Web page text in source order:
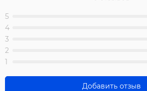
5
4
3
2
1
Добавить отзыв